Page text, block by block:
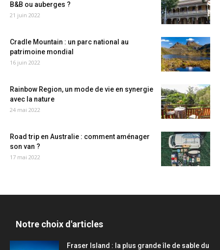
B&B ou auberges ?
21 juin 2022
Cradle Mountain : un parc national au
patrimoine mondial
16 juin 2022
Rainbow Region, un mode de vie en synergie
avec la nature
24 mai 2022
Road trip en Australie : comment aménager
son van ?
17 mai 2022
Notre choix d'articles
Fraser Island : la plus grande île de sable du